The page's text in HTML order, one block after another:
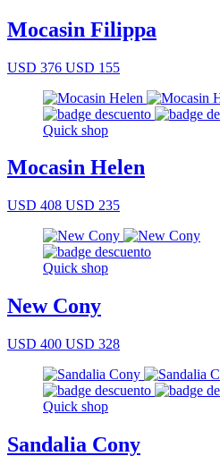
Mocasin Filippa
USD 376 USD 155
Quick shop
Mocasin Helen
USD 408 USD 235
Quick shop
New Cony
USD 400 USD 328
Quick shop
Sandalia Cony